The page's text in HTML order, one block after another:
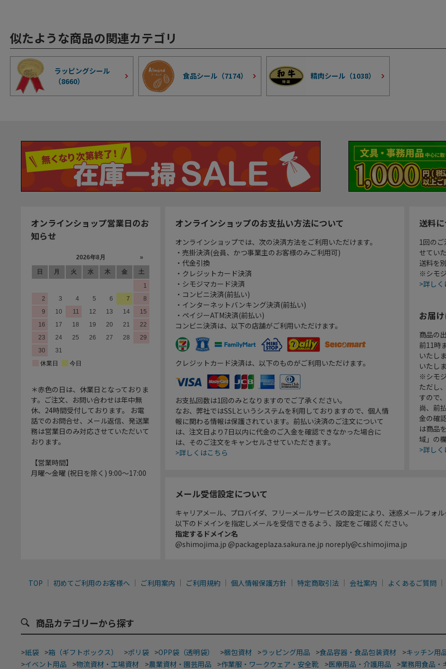
似たような商品の関連カテゴリ
ラッピングシール
（8660）
食品シール（7174） 精肉シール（1038）
オンラインショップ営業日のお
知らせ
＊赤色の日は、休業日となっておりま
す。ご注文、お問い合わせは年中無
休、24時間受付しております。 お電
話でのお問合せ、メール返信、発送業
務は営業日のみ対応させていただいて
おります。
【営業時間】
月曜～金曜 (祝日を除く) 9:00～17:00
オンラインショップのお支払い方法について
オンラインショップでは、次の決済方法をご利用いただけます。
・売掛決済(会員、かつ事業主のお客様のみご利用可)
・代金引換
・クレジットカード決済
・シモジマカード決済
・コンビニ決済(前払い)
・インターネットバンキング決済(前払い)
・ペイジーATM決済(前払い)
コンビニ決済は、以下の店舗がご利用いただけます。
クレジットカード決済は、以下のものがご利用いただけます。
お支払回数は1回のみとなりますのでご了承ください。
なお、弊社ではSSLというシステムを利用しておりますので、個人情
報に関わる情報は保護されています。前払い決済のご注文について
は、注文日より7日以内に代金のご入金を確認できなかった場合に
は、そのご注文をキャンセルさせていただきます。
>詳しくはこちら
送料
1回の
せてい
送料を
※シモ
>詳し
お届
商品の
前11時
いたし
いたし
※シモ
ただし
すので
尚、前
金の確
は商品
域」の
>詳し
メール受信設定について
キャリアメール、プロバイダ、フリーメールサービスの設定により、迷惑メールフォ
以下のドメインを指定しメールを受信できるよう、設定をご確認ください。
指定するドメイン名
@shimojima.jp @packageplaza.sakura.ne.jp noreply@c.shimojima.jp
TOP 初めてご利用のお客様へ ご利用案内 ご利用規約 個人情報保護方針 特定商取引法 会社案内 よくあるご質問
商品カテゴリーから探す
>紙袋 >箱（ギフトボックス） >ポリ袋 >OPP袋（透明袋） >梱包資材 >ラッピング用品 >食品容器・食品包装資材 >キッチン用
>イベント用品 >物流資材・工場資材 >農業資材・園芸用品 >作業服・ワークウェア・安全靴 >医療用品・介護用品 >業務用食品・